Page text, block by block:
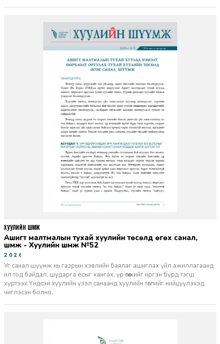
Ашигт малтмалын тухай хуулийн төсөлд өгөх санал,
шүүмж - Хуулийн шүүмж №52
2026-06-29
Уг санал шүүмж нь газрын хэвлийн баялаг ашиглах үйл ажиллагаанд
ил тод байдал, шударга ёсыг хангах, үр өгөөжийг иргэн бүрд тэгш
хүртээх Үндсэн хуулийн үзэл санаанд хуулийн төслийг нийцүүлэхэд
чиглэсэн болно.
ХУУЛИЙН ШҮҮМЖ